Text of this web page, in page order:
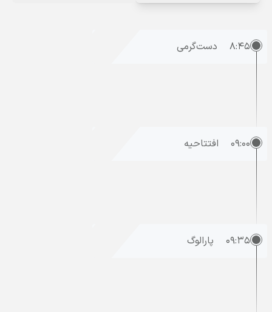
۸:۴۵ دست‌گرمی
۰۹:۰۰ افتتاحیه
۰۹:۳۵ پارالوگ